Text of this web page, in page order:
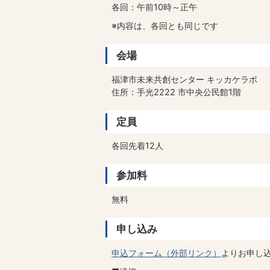
各回：午前10時～正午
※内容は、各回とも同じです
会場
福津市未来共創センター キッカケラボ
住所：手光2222 市中央公民館1階
定員
各回先着12人
参加料
無料
申し込み
申込フォーム（外部リンク）
よりお申し